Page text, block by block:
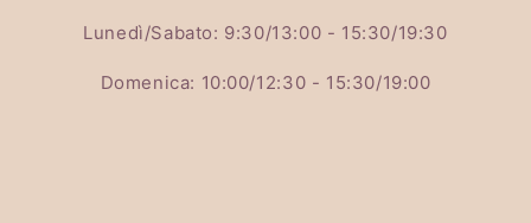
Lunedì/Sabato: 9:30/13:00 - 15:30/19:30
Domenica: 10:00/12:30 - 15:30/19:00